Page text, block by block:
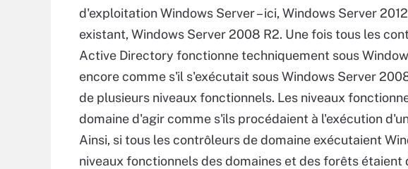
d'exploitation Windows Server – ici, Windows Server
existant, Windows Server 2008 R2. Une fois tous les
Active Directory fonctionne techniquement sous
encore comme s'il s'exécutait sous Windows Server
de plusieurs niveaux fonctionnels. Les niveaux
domaine d'agir comme s'ils procédaient à l'exécution
Ainsi, si tous les contrôleurs de domaine exécutaient
niveaux fonctionnels des domaines et des forêts